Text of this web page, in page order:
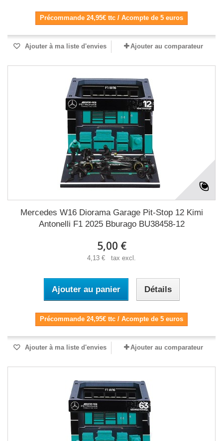
Précommande 24,95€ ttc / Acompte de 5 euros
Ajouter à ma liste d'envies Ajouter au comparateur
Mercedes W16 Diorama Garage Pit-Stop 12 Kimi
Antonelli F1 2025 Bburago BU38458-12
5,00 €
4,13 € tax excl.
Ajouter au panier Détails
Précommande 24,95€ ttc / Acompte de 5 euros
Ajouter à ma liste d'envies Ajouter au comparateur